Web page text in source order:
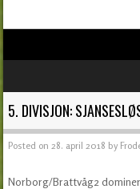
5. DIVISJON:
Posted on 28. april 2018 by
Norborg/Brattvåg2